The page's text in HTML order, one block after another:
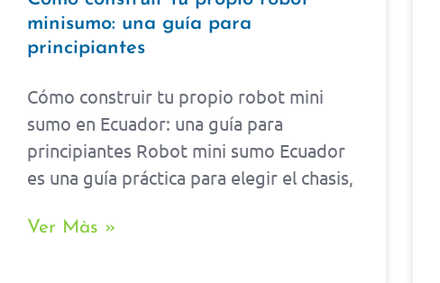
minisumo: una guía para
principiantes
Cómo construir tu propio robot mini
sumo en Ecuador: una guía para
principiantes Robot mini sumo Ecuador
es una guía práctica para elegir el chasis,
Ver Màs »